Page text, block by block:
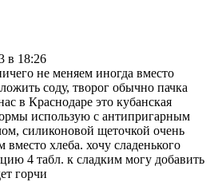
в 18:26
не меняем иногда вместо
соду, творог обычно пачка
в Краснодаре это кубанская
использую с антипригарным
силиконовой щеточкой очень
хлеба. хочу сладенького
4 табл. к сладким могу добавить
горчи